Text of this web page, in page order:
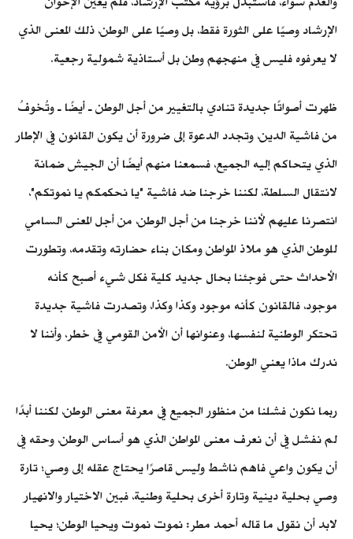
الإرشاد وصيًا على الثورة فقط، بل وصيًا على الوطن، ذلك المعنى الذي
لا يعرفوه فليس في منهجهم وطن بل أستاذية شمولية رجعية.
ظهرت أصواتًا جديدة تنادي بالتغيير من أجل الوطن ـ أيضًا ـ وتُخوفُ
من فاشية الدين، وتجدد الدعوة إلى ضرورة أن يكون القانون في الإطار
الذي يتحاكم إليه الجميع، فسمعنا منهم أيضًا أن الجيش ضمانة
لانتقال السلطة، لكننا خرجنا ضد فاشية "يا نحكمكم يا نموتكم"،
انتصرنا عليهم لأننا خرجنا من أجل الوطن، من أجل المعنى السامي
للوطن الذي هو ملاذ المواطن ومكان بناء حضارته وتقدمه، وتطورت
الأحداث حتى فوجئنا بحال جديد كلية فكل شيء أصبح كأنه
موجود، فالقانون كأنه موجود وكذا وكذا، وتصدرت فاشية جديدة
تحتكر الوطنية لنفسها، وعنوانها أن الأمن القومي في خطر، وأننا لا
ندرك ماذا يعني الوطن.
ربما نكون فشلنا من منظور الجميع في معرفة معنى الوطن، لكننا أبدًا
لم نفشل في أن نعرف معنى المواطن الذي هو أساس الوطن، وحقه في
أن يكون واعي فاهم ناشط وليس قاصرًا يحتاج عقله إلى وصي؛ تارة
وصي بحلية دينية وتارة أخرى بحلية وطنية، فبين الاختيار والانهيار
لابد أن نقول ما قاله أحمد مطر: نموت نموت ويحيا الوطن؛ يحيا